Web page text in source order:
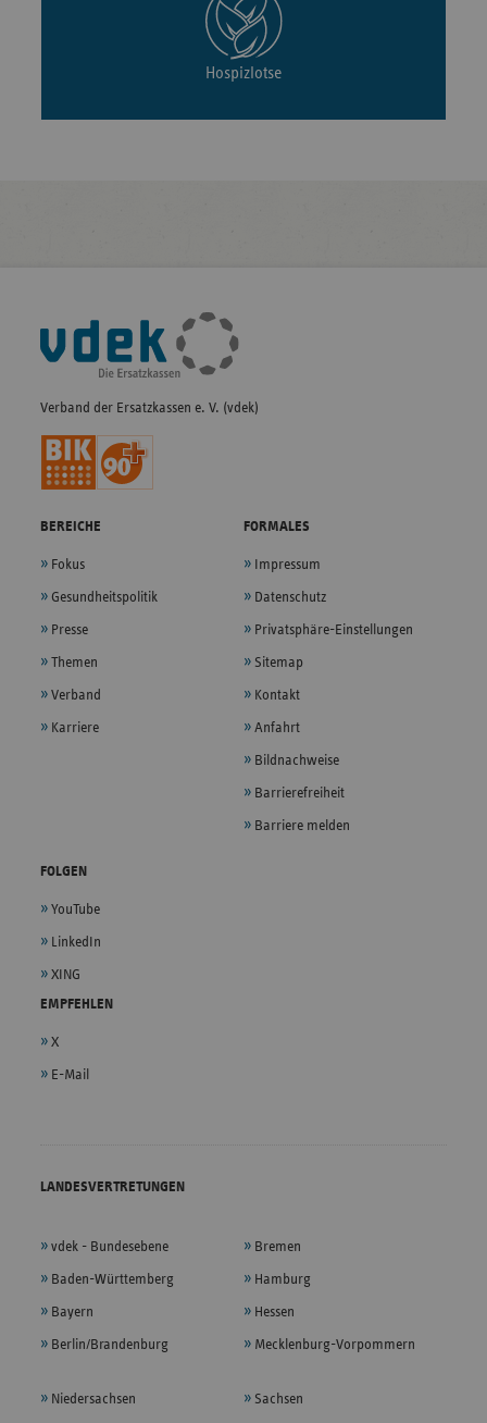
Hospizlotse
Fußleisten-
Navigation
Verband der Ersatzkassen e. V. (vdek)
BEREICHE
Fokus
Gesundheitspolitik
Presse
Themen
Verband
Karriere
FORMALES
Impressum
Datenschutz
Privatsphäre-Einstellungen
Sitemap
Kontakt
Anfahrt
Bildnachweise
Barrierefreiheit
Barriere melden
FOLGEN
YouTube
LinkedIn
XING
EMPFEHLEN
X
E-Mail
LANDESVERTRETUNGEN
vdek - Bundesebene
Baden-Württemberg
Bayern
Berlin/Brandenburg
Bremen
Hamburg
Hessen
Mecklenburg-Vorpommern
Niedersachsen Sachsen